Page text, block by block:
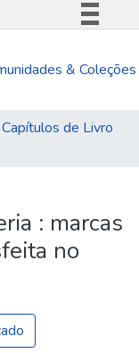
BR
à informação
& Coleções
Capítulos de Livro
: marcas
no